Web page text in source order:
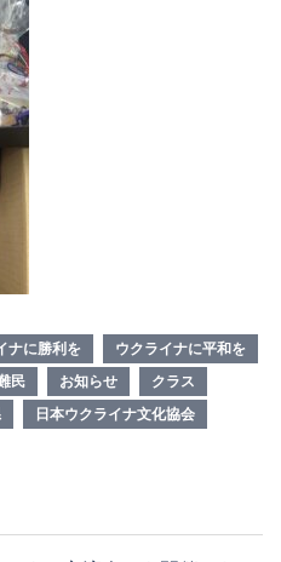
ナに勝利を
ウクライナに平和を
民 お知らせ
クラス
日本ウクライナ文化協会